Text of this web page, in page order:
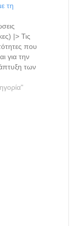
τη
|> Τις
που
για την
των
των